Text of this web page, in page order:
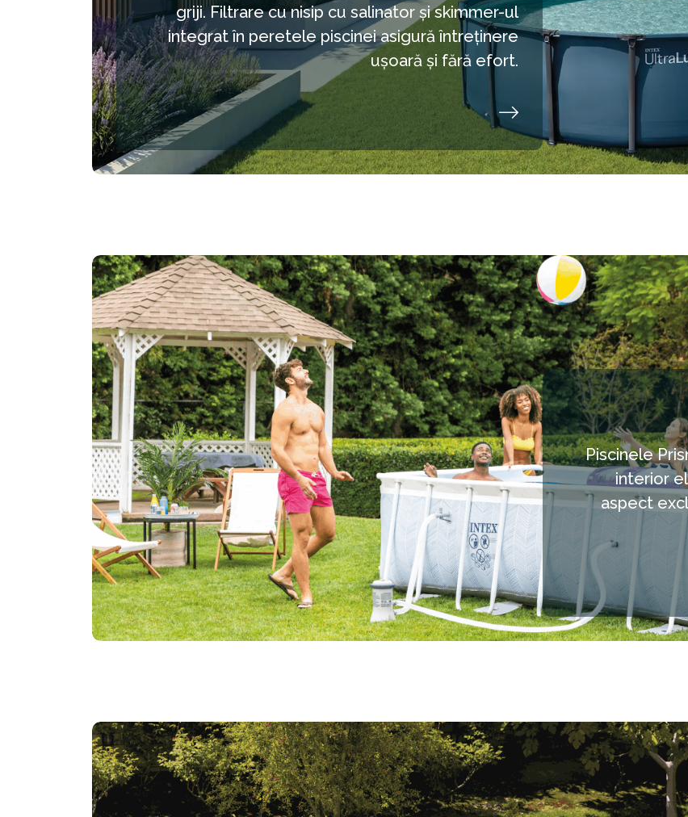
griji. Filtrare cu nisip cu salinator și skimmer-ul
integrat în peretele piscinei asigură întreținere
ușoară și fără efort.
Piscinele
interior
aspect